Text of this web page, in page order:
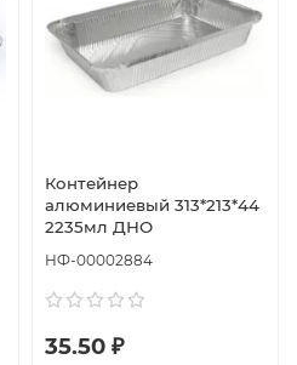
Контейнер
алюминиевый 313*213*44
2235мл ДНО
НФ-00002884
35.50 ₽